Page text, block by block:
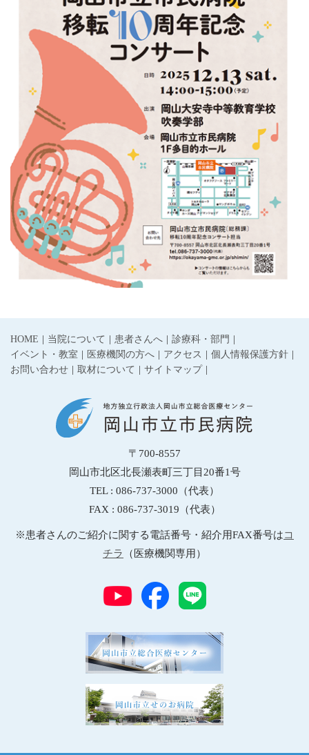
HOME 当院について 患者さんへ
診療科・部門
イベント・教室
医療機関の方へ アクセス
個人情報保護方針
お問い合わせ
取材について サイトマップ
〒700-8557
岡山市北区北長瀬表町三丁目20番1号
TEL : 086-737-3000（代表）
FAX : 086-737-3019（代表）
※患者さんのご紹介に関する電話番号・紹介用FAX番号はコ
チラ
（医療機関専用）